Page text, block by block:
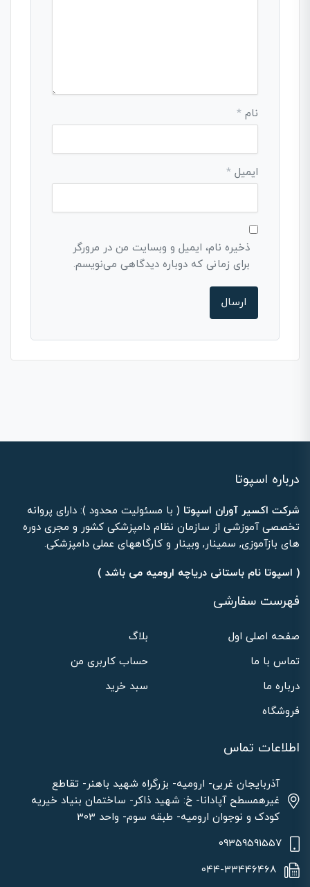
نام *
ایمیل *
ذخیره نام، ایمیل و وبسایت من در مرورگر
برای زمانی که دوباره دیدگاهی می‌نویسم.
درباره اسپوتا
شرکت اکسیر آوران اسپوتا ( با مسئولیت محدود ): دارای پروانه
تخصصی آموزشی از سازمان نظام دامپزشکی کشور و مجری دوره
های بازآموزی, سمینار, وبینار و کارگاههای عملی دامپزشکی.
( اسپوتا نام باستانی دریاچه ارومیه می باشد )
فهرست سفارشی
صفحه اصلی اول
بلاگ
تماس با ما
حساب کاربری من
درباره ما
سبد خرید
فروشگاه
اطلاعات تماس
آذربایجان غربی- ارومیه- بزرگراه شهید باهنر- تقاطع
غیرهمسطح آپادانا- خ: شهید ذاکر- ساختمان بنیاد خیریه
کودک و نوجوان ارومیه- طبقه سوم- واحد 303
09359591557
044-33446468